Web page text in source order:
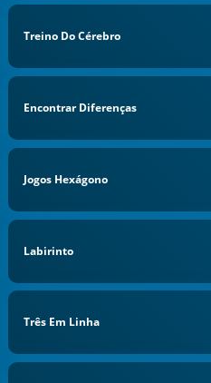
Treino Do Cérebro
Encontrar Diferenças
Jogos Hexágono
Labirinto
Três Em Linha